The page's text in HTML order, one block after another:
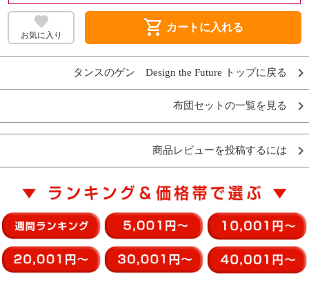
お気に入り shopping_cart カートに入れる
タンスのゲン Design the Future トップに戻る
布団セットの一覧を見る
商品レビューを投稿するには